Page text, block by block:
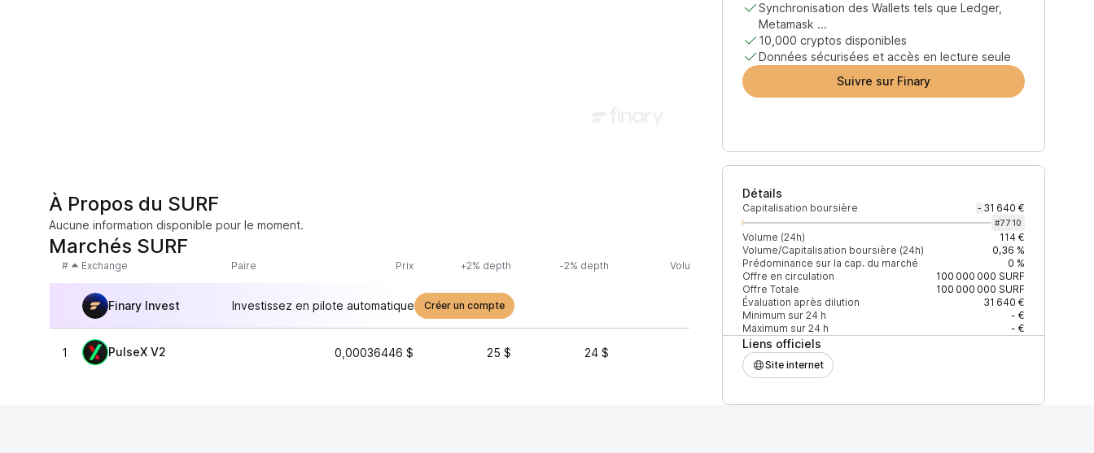
Synchronisation des Wallets tels que Ledger,
Metamask ...
10,000 cryptos disponibles
Données sécurisées et accès en lecture seule
Suivre sur Finary
Détails
Capitalisation boursière - 31 640 €
#7710
Volume (24h)
114 €
Volume/Capitalisation boursière (24h)
0,36 %
Prédominance sur la cap. du marché
0 %
Offre en circulation
100 000 000 SURF
Offre Totale
100 000 000 SURF
Évaluation après dilution
31 640 €
Minimum sur 24 h
- €
Maximum sur 24 h
- €
Liens officiels
Site internet
À Propos du SURF
Aucune information disponible pour le moment.
Marchés SURF
# Exchange Paire Prix +2% depth -2% depth Volume (24h) % du volume Confiance Mis à jour
Finary Invest Investissez en pilote automatique Créer un compte
1 PulseX V2 0,00036446 $ 25 $ 24 $ 100 %